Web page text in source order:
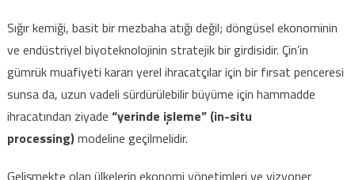
Sığır kemiği, basit bir mezbaha atığı değil; döngüsel ekonominin
ve endüstriyel biyoteknolojinin stratejik bir girdisidir. Çin’in
gümrük muafiyeti kararı yerel ihracatçılar için bir fırsat penceresi
sunsa da, uzun vadeli sürdürülebilir büyüme için hammadde
ihracatından ziyade “yerinde işleme” (in-situ
processing)modeline geçilmelidir.
Gelişmekte olan ülkelerin ekonomi yönetimleri ve vizyoner